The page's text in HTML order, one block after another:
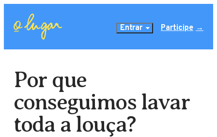
Entrar Participe
Por que
conseguimos lavar
toda a louça?